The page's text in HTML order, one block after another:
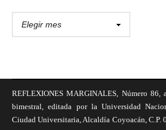
REFLEXIONES MARGINALES, Número 86,
bimestral, editada por la Universidad
Ciudad Universitaria, Alcaldía Coyoacán, C.P.